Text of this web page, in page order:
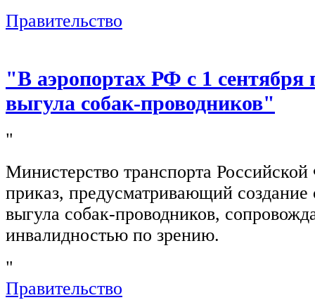
Правительство
"В аэропортах РФ с 1 сентября
выгула собак-проводников"
"
Министерство транспорта
приказ, предусматривающий создание
выгула собак-проводников,
инвалидностью по зрению.
"
Правительство